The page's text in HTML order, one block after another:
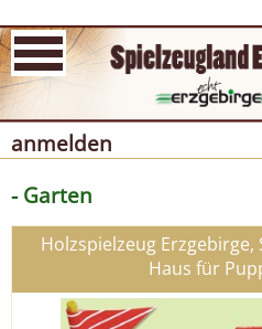
anmelden
- Garten
Holzspielzeug
Haus für